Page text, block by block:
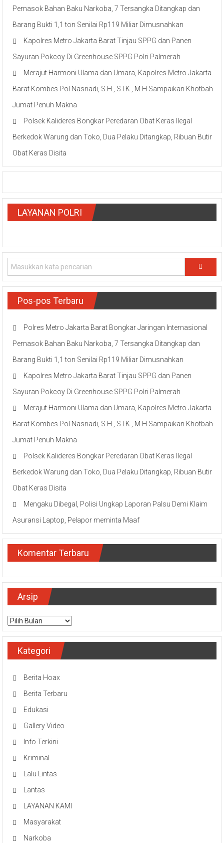
Pemasok Bahan Baku Narkoba, 7 Tersangka Ditangkap dan
Barang Bukti 1,1 ton Senilai Rp119 Miliar Dimusnahkan
Kapolres Metro Jakarta Barat Tinjau SPPG dan Panen
Sayuran Pokcoy Di Greenhouse SPPG Polri Palmerah
Merajut Harmoni Ulama dan Umara, Kapolres Metro Jakarta
Barat Kombes Pol Nasriadi, S.H., S.I.K., M.H Sampaikan Khotbah
Jumat Penuh Makna
Polsek Kalideres Bongkar Peredaran Obat Keras Ilegal
Berkedok Warung dan Toko, Dua Pelaku Ditangkap, Ribuan Butir
Obat Keras Disita
LAYANAN POLRI
Pos-pos Terbaru
Polres Metro Jakarta Barat Bongkar Jaringan Internasional
Pemasok Bahan Baku Narkoba, 7 Tersangka Ditangkap dan
Barang Bukti 1,1 ton Senilai Rp119 Miliar Dimusnahkan
Kapolres Metro Jakarta Barat Tinjau SPPG dan Panen
Sayuran Pokcoy Di Greenhouse SPPG Polri Palmerah
Merajut Harmoni Ulama dan Umara, Kapolres Metro Jakarta
Barat Kombes Pol Nasriadi, S.H., S.I.K., M.H Sampaikan Khotbah
Jumat Penuh Makna
Polsek Kalideres Bongkar Peredaran Obat Keras Ilegal
Berkedok Warung dan Toko, Dua Pelaku Ditangkap, Ribuan Butir
Obat Keras Disita
Mengaku Dibegal, Polisi Ungkap Laporan Palsu Demi Klaim
Asuransi Laptop, Pelapor meminta Maaf
Komentar Terbaru
Arsip
Arsip
Kategori
Berita Hoax
Berita Terbaru
Edukasi
Gallery Video
Info Terkini
Kriminal
Lalu Lintas
Lantas
LAYANAN KAMI
Masyarakat
Narkoba